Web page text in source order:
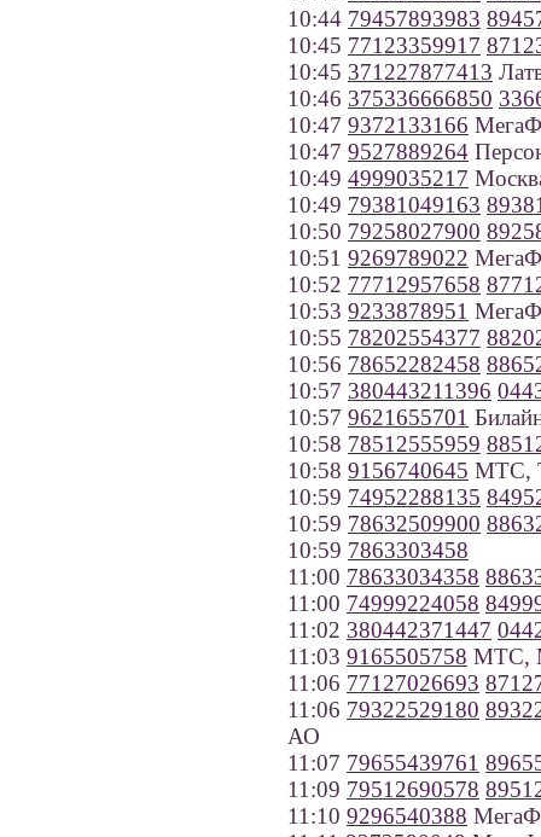
10:44 79457893983
10:45 77123359917
10:45 371227877413
10:46 375336666850
10:47 9372133166
10:47 9527889264
10:49 4999035217
10:49 79381049163
10:50 79258027900
10:51 9269789022
10:52 77712957658
10:53 9233878951
10:55 78202554377
10:56 78652282458
10:57 380443211396
10:57 9621655701
10:58 78512555959
10:58 9156740645 МТС,
10:59 74952288135
10:59 78632509900
10:59 7863303458
11:00 78633034358
11:00 74999224058
11:02 380442371447
11:03 9165505758 МТС,
11:06 77127026693
11:06 79322529180
АО
11:07 79655439761
11:09 79512690578
11:10 9296540388